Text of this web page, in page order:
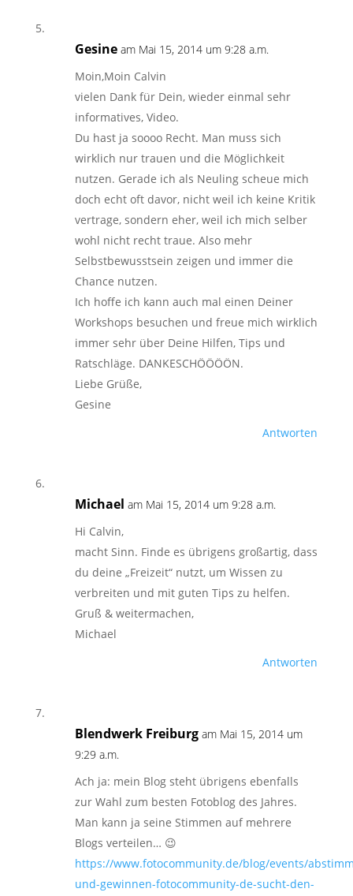
Gesine am Mai 15, 2014 um 9:28 a.m.
Moin,Moin Calvin
vielen Dank für Dein, wieder einmal sehr
informatives, Video.
Du hast ja soooo Recht. Man muss sich
wirklich nur trauen und die Möglichkeit
nutzen. Gerade ich als Neuling scheue mich
doch echt oft davor, nicht weil ich keine Kritik
vertrage, sondern eher, weil ich mich selber
wohl nicht recht traue. Also mehr
Selbstbewusstsein zeigen und immer die
Chance nutzen.
Ich hoffe ich kann auch mal einen Deiner
Workshops besuchen und freue mich wirklich
immer sehr über Deine Hilfen, Tips und
Ratschläge. DANKESCHÖÖÖÖN.
Liebe Grüße,
Gesine
Antworten
Michael am Mai 15, 2014 um 9:28 a.m.
Hi Calvin,
macht Sinn. Finde es übrigens großartig, dass
du deine „Freizeit“ nutzt, um Wissen zu
verbreiten und mit guten Tips zu helfen.
Gruß & weitermachen,
Michael
Antworten
Blendwerk Freiburg am Mai 15, 2014 um
9:29 a.m.
Ach ja: mein Blog steht übrigens ebenfalls
zur Wahl zum besten Fotoblog des Jahres.
Man kann ja seine Stimmen auf mehrere
Blogs verteilen… 😉
https://www.fotocommunity.de/blog/events/
und-gewinnen-fotocommunity-de-sucht-den-